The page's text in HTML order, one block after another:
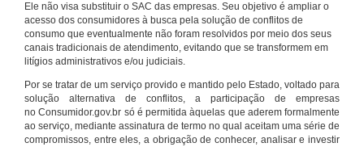
Ele não visa substituir o SAC das empresas. Seu objetivo é ampliar o
acesso dos consumidores à busca pela solução de conflitos de
consumo que eventualmente não foram resolvidos por meio dos seus
canais tradicionais de atendimento, evitando que se transformem em
litígios administrativos e/ou judiciais.
Por se tratar de um serviço provido e mantido pelo Estado, voltado para
solução alternativa de conflitos, a participação de empresas
no Consumidor.gov.br só é permitida àquelas que aderem formalmente
ao serviço, mediante assinatura de termo no qual aceitam uma série de
compromissos, entre eles, a obrigação de conhecer, analisar e investir